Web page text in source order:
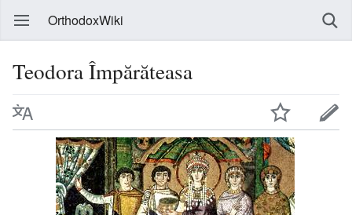
OrthodoxWiki
Teodora Împărăteasa